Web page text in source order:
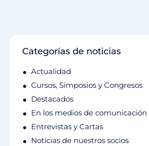
Categorías de noticias
Actualidad
Cursos, Simposios y Congresos
Destacados
En los medios de comunicación
Entrevistas y Cartas
Noticias de nuestros socios